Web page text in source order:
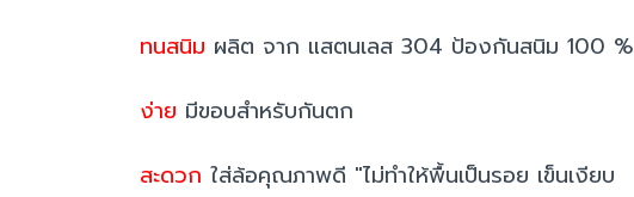
ทนสนิม ผลิต จาก แสตนเลส 304 ป้องกันสนิม 100 %
ง่าย มีขอบสำหรับกันตก
สะดวก ใส่ล้อคุณภาพดี "ไม่ทำให้พื้นเป็นรอย เข็นเงียบ